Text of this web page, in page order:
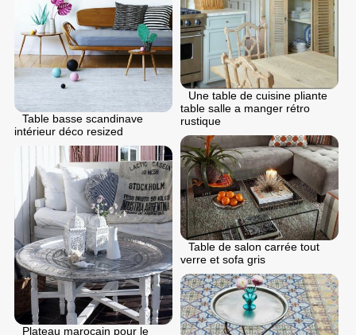
Une table de cuisine pliante
table salle a manger rétro
rustique
Table basse scandinave
intérieur déco resized
Table de salon carrée tout
verre et sofa gris
Plateau marocain pour le